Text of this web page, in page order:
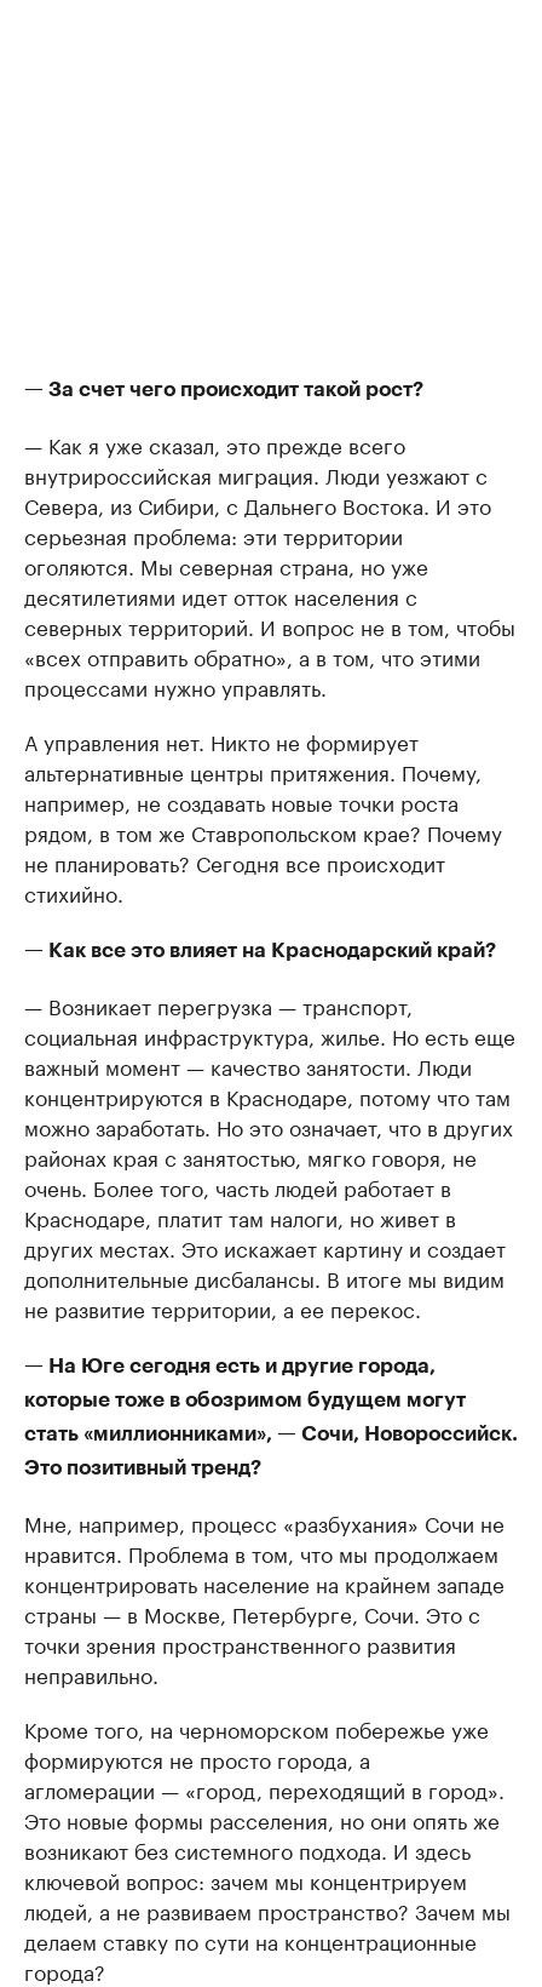
— За счет чего происходит такой рост?
— Как я уже сказал, это прежде всего
внутрироссийская миграция. Люди уезжают с
Севера, из Сибири, с Дальнего Востока. И это
серьезная проблема: эти территории
оголяются. Мы северная страна, но уже
десятилетиями идет отток населения с
северных территорий. И вопрос не в том, чтобы
«всех отправить обратно», а в том, что этими
процессами нужно управлять.
А управления нет. Никто не формирует
альтернативные центры притяжения. Почему,
например, не создавать новые точки роста
рядом, в том же Ставропольском крае? Почему
не планировать? Сегодня все происходит
стихийно.
— Как все это влияет на Краснодарский край?
— Возникает перегрузка — транспорт,
социальная инфраструктура, жилье. Но есть еще
важный момент — качество занятости. Люди
концентрируются в Краснодаре, потому что там
можно заработать. Но это означает, что в других
районах края с занятостью, мягко говоря, не
очень. Более того, часть людей работает в
Краснодаре, платит там налоги, но живет в
других местах. Это искажает картину и создает
дополнительные дисбалансы. В итоге мы видим
не развитие территории, а ее перекос.
— На Юге сегодня есть и другие города,
которые тоже в обозримом будущем могут
стать «миллионниками», — Сочи, Новороссийск.
Это позитивный тренд?
Мне, например, процесс «разбухания» Сочи не
нравится. Проблема в том, что мы продолжаем
концентрировать население на крайнем западе
страны — в Москве, Петербурге, Сочи. Это с
точки зрения пространственного развития
неправильно.
Кроме того, на черноморском побережье уже
формируются не просто города, а
агломерации — «город, переходящий в город».
Это новые формы расселения, но они опять же
возникают без системного подхода. И здесь
ключевой вопрос: зачем мы концентрируем
людей, а не развиваем пространство? Зачем мы
делаем ставку по сути на концентрационные
города?